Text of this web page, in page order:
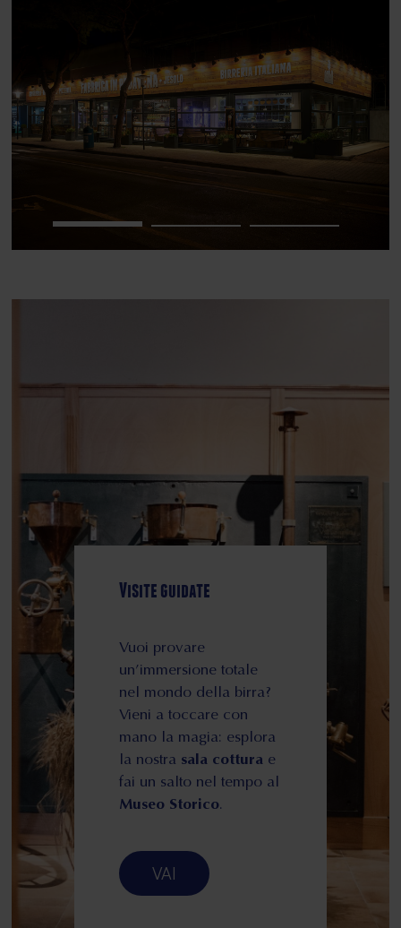
Visite guidate
Vuoi provare
un’immersione totale
nel mondo della birra?
Vieni a toccare con
mano la magia: esplora
la nostra sala cottura e
fai un salto nel tempo al
Museo Storico.
VAI